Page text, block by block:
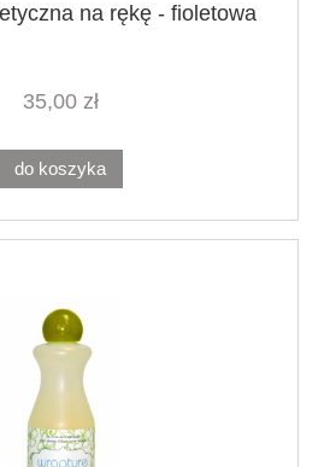
na rękę - fioletowa
35,00 zł
do koszyka